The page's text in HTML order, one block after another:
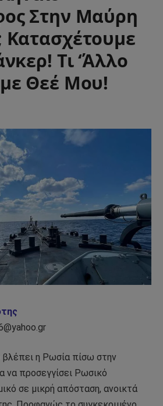
Στην Μαύρη
Τι ‘Άλλο
Θεέ Μου!
βλέπει η Ρωσία πίσω στην
να προσεγγίσει Ρωσικό
σε μικρή απόσταση, ανοικτά